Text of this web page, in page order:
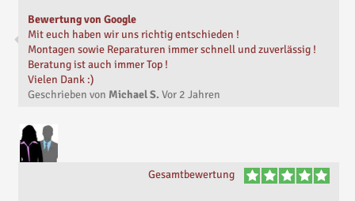
Bewertung von Google
Mit euch haben wir uns richtig entschieden !
Montagen sowie Reparaturen immer schnell und zuverlässig !
Beratung ist auch immer Top !
Vielen Dank :)
Geschrieben von Michael S. Vor 2 Jahren
Gesamtbewertung